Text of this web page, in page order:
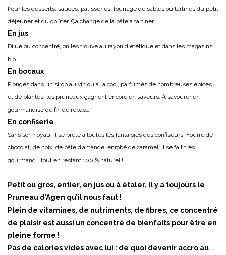
Pour les desserts, sauces, pâtisseries, fourrage de sablés ou tartines du petit
déjeuner et du goûter. Ça change de la pâte à tartiner !
En jus
Dilué ou concentré, on les trouve au rayon diététique et dans les magasins
bio.
En bocaux
Plongés dans un sirop au vin ou à l’alcool, parfumés de nombreuses épices
et de plantes, les pruneaux gagnent encore en saveurs. À savourer en
gourmandise de fin de repas…
En confiserie
Sans son noyau, il se prête à toutes les fantaisies des confiseurs. Fourré de
chocolat, de noix, de pâte d’amande, enrobé de caramel, il se fait très
gourmand… tout en restant 100 % naturel !
Petit ou gros, entier, en jus ou à étaler, il y a toujours le
Pruneau d’Agen qu’il nous faut !
Plein de vitamines, de nutriments, de fibres, ce concentré
de plaisir est aussi un concentré de bienfaits pour être en
pleine forme !
Pas de calories vides avec lui : de quoi devenir accro au